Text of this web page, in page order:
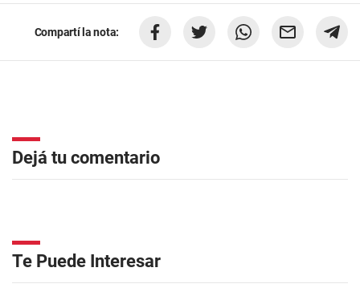
Compartí la nota:
Dejá tu comentario
Te Puede Interesar